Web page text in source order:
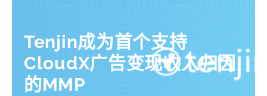
Tenjin成为首个支持
CloudX广告变现收入归因
的MMP